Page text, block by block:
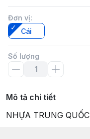
Đơn vị:
Cái
Số lượng
Mô tả chi tiết
NHỰA TRUNG QUỐC